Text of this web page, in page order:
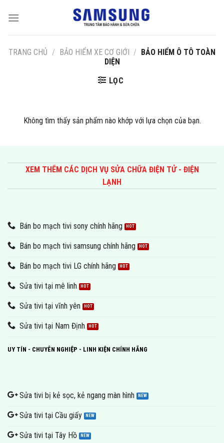
TRANG CHỦ / BẢO HIỂM XE CƠ GIỚI / BẢO HIỂM Ô TÔ TOÀN
DIỆN
LỌC
Không tìm thấy sản phẩm nào khớp với lựa chọn của bạn.
XEM THÊM CÁC DỊCH VỤ SỬA CHỮA ĐIỆN TỬ - ĐIỆN
LẠNH
Bán bo mạch tivi sony chính hãng
Bán bo mạch tivi samsung chính hãng
Bán bo mạch tivi LG chính hãng
Sửa tivi tại mê linh
Sửa tivi tại vĩnh yên
Sửa tivi tại Nam Định
UY TÍN - CHUYÊN NGHIỆP - LINH KIỆN CHÍNH HÃNG
Sửa tivi bị kẻ sọc, kẻ ngang màn hình
Sửa tivi tại Cầu giấy
Sửa tivi tại Tây Hồ